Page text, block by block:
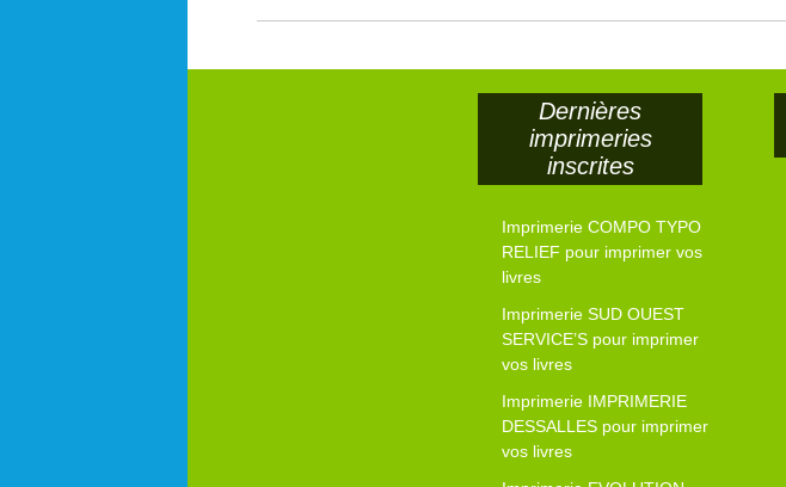
Dernières
imprimeries
inscrites
Imprimerie COMPO TYPO
RELIEF pour imprimer vos
livres
Imprimerie SUD OUEST
SERVICE’S pour imprimer
vos livres
Imprimerie IMPRIMERIE
DESSALLES pour imprimer
vos livres